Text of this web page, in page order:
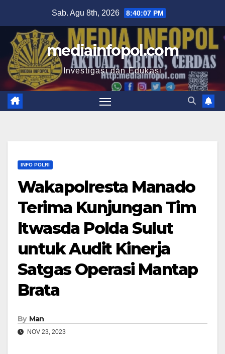
content
Sab. Agu 8th, 2026 8:40:07 PM
mediainfopol.com
Investigasi dan Edukasi
INFO POLRI
Wakapolresta Manado
Terima Kunjungan Tim
Itwasda Polda Sulut
untuk Audit Kinerja
Satgas Operasi Mantap
Brata
By Man
NOV 23, 2023